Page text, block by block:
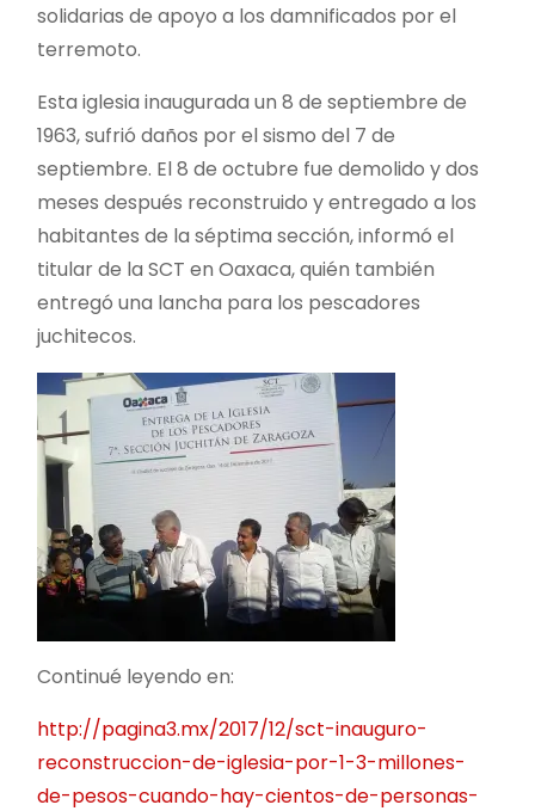
solidarias de apoyo a los damnificados por el
terremoto.
Esta iglesia inaugurada un 8 de septiembre de
1963, sufrió daños por el sismo del 7 de
septiembre. El 8 de octubre fue demolido y dos
meses después reconstruido y entregado a los
habitantes de la séptima sección, informó el
titular de la SCT en Oaxaca, quién también
entregó una lancha para los pescadores
juchitecos.
Continué leyendo en:
http://pagina3.mx/2017/12/sct-inauguro-
reconstruccion-de-iglesia-por-1-3-millones-
de-pesos-cuando-hay-cientos-de-personas-